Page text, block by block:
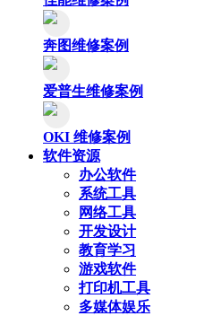
奔图维修案例
爱普生维修案例
OKI 维修案例
软件资源
办公软件
系统工具
网络工具
开发设计
教育学习
游戏软件
打印机工具
多媒体娱乐